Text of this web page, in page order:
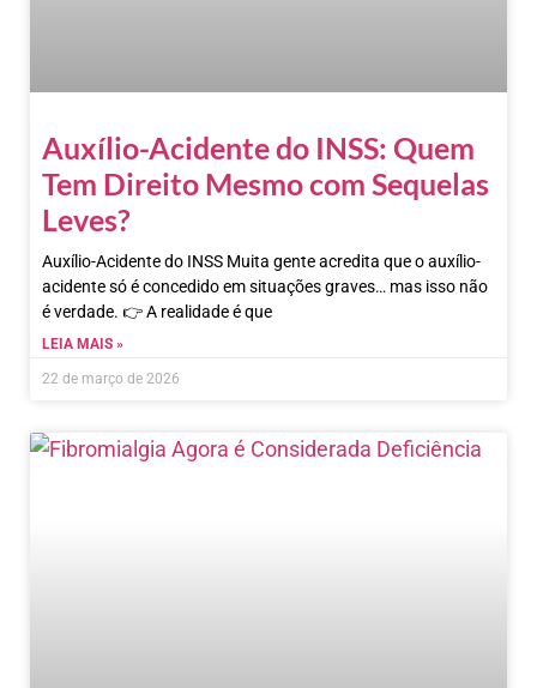
Auxílio-Acidente do INSS: Quem
Tem Direito Mesmo com Sequelas
Leves?
Auxílio-Acidente do INSS Muita gente acredita que o auxílio-
acidente só é concedido em situações graves… mas isso não
é verdade. 👉 A realidade é que
LEIA MAIS »
22 de março de 2026